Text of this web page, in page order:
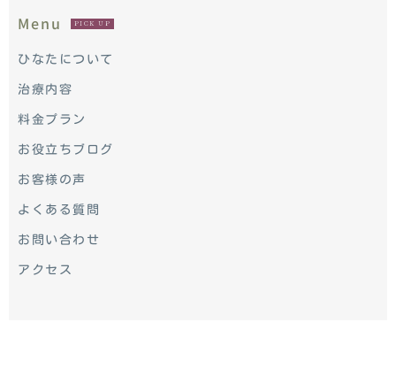
Menu PICK UP
ひなたについて
治療内容
料金プラン
お役立ちブログ
お客様の声
よくある質問
お問い合わせ
アクセス